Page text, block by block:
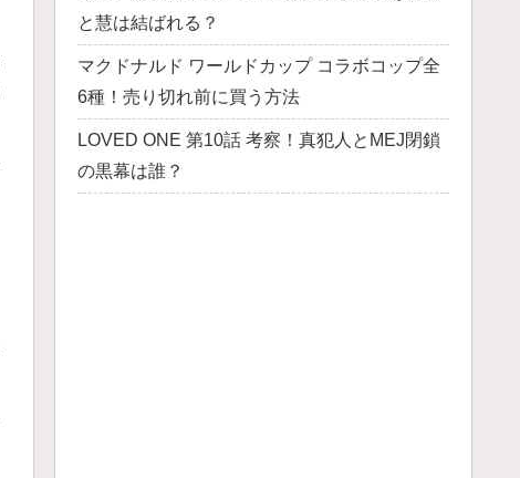
と慧は結ばれる？
マクドナルド ワールドカップ コラボコップ全
6種！売り切れ前に買う方法
LOVED ONE 第10話 考察！真犯人とMEJ閉鎖
の黒幕は誰？